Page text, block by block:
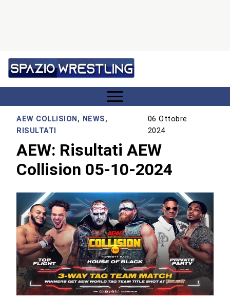
AEW COLLISION, NEWS,
RISULTATI
06 Ottobre
2024
AEW: Risultati AEW
Collision 05-10-2024